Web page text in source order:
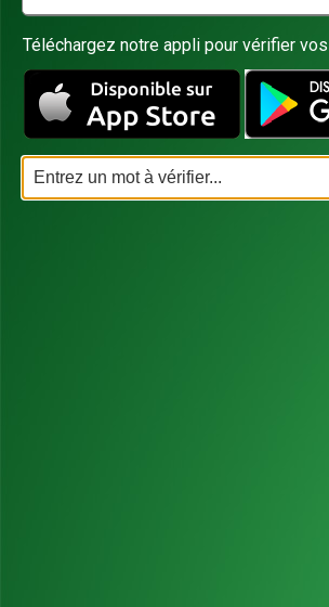
Téléchargez notre appli pour vérifier